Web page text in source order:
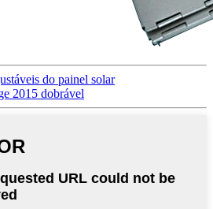
​​do painel solar
2015 dobrável